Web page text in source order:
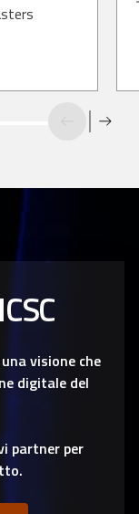
visione che
digitale del
partner per